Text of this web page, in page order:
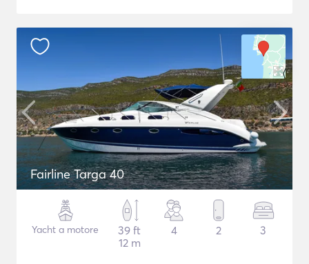
Fairline Targa 40
Yacht a motore
39 ft
12 m
4 2 3